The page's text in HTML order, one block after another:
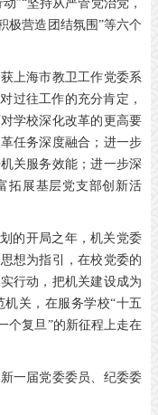
”“坚持从严管党治党，
极营造团结氛围”等六个
上海市教卫工作党委系
过往工作的充分肯定，
学校深化改革的更高要
任务深度融合；进一步
关服务效能；进一步深
拓展基层党支部创新活
的开局之年，机关党委
想为指引，在校党委的
行动，把机关建设成为
关，在服务学校“十五
个复旦”的新征程上走在
一届党委委员、纪委委